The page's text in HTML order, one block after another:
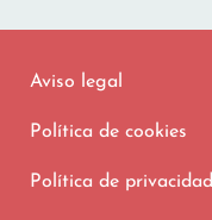
Aviso legal
Política de cookies
Política de privacidad